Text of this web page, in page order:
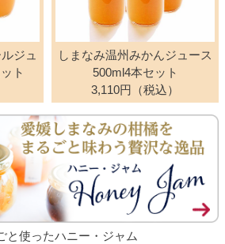
ジュ
ト
しまなみ温州みかんジュース
500ml4本セット
3,110円（税込）
と使ったハニー・ジャム